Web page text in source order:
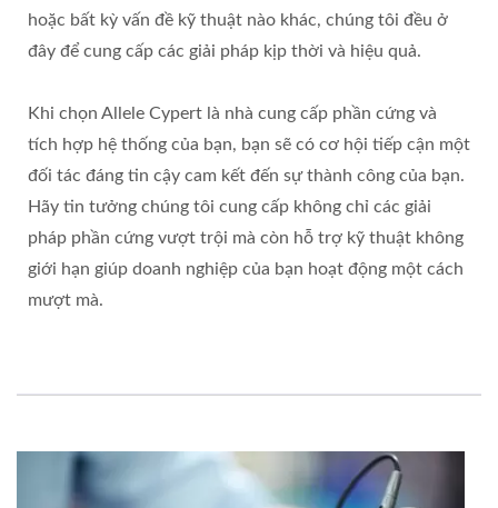
hoặc bất kỳ vấn đề kỹ thuật nào khác, chúng tôi đều ở
đây để cung cấp các giải pháp kịp thời và hiệu quả.
Khi chọn Allele Cypert là nhà cung cấp phần cứng và
tích hợp hệ thống của bạn, bạn sẽ có cơ hội tiếp cận một
đối tác đáng tin cậy cam kết đến sự thành công của bạn.
Hãy tin tưởng chúng tôi cung cấp không chỉ các giải
pháp phần cứng vượt trội mà còn hỗ trợ kỹ thuật không
giới hạn giúp doanh nghiệp của bạn hoạt động một cách
mượt mà.